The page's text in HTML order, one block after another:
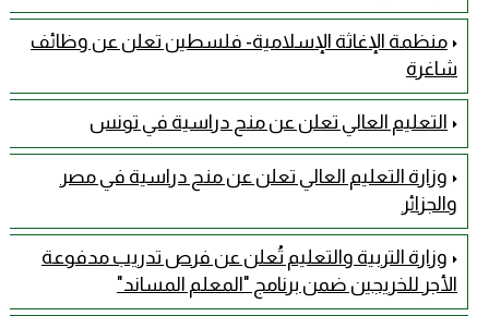
منظمة الإغاثة الإسلامية- فلسطين تعلن عن وظائف
شاغرة
التعليم العالي تعلن عن منح دراسية في تونس
وزارة التعليم العالي تعلن عن منح دراسية في مصر
والجزائر
وزارة التربية والتعليم تُعلن عن فرص تدريب مدفوعة
الأجر للخريجين ضمن برنامج "المعلم المساند"